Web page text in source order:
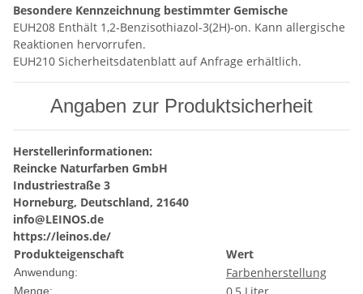
Besondere Kennzeichnung bestimmter Gemische
EUH208 Enthält 1,2-Benzisothiazol-3(2H)-on. Kann allergische
Reaktionen hervorrufen.
EUH210 Sicherheitsdatenblatt auf Anfrage erhältlich.
Angaben zur Produktsicherheit
Herstellerinformationen:
Reincke Naturfarben GmbH
Industriestraße 3
Horneburg, Deutschland, 21640
info@LEINOS.de
https://leinos.de/
Produkteigenschaft
Wert
Anwendung: Farbenherstellung
Menge: